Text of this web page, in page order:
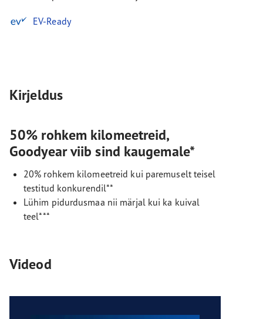
EV-Ready
Kirjeldus
50% rohkem kilomeetreid,
Goodyear viib sind kaugemale*
20% rohkem kilomeetreid kui paremuselt teisel
testitud konkurendil**
Lühim pidurdusmaa nii märjal kui ka kuival
teel***
Videod